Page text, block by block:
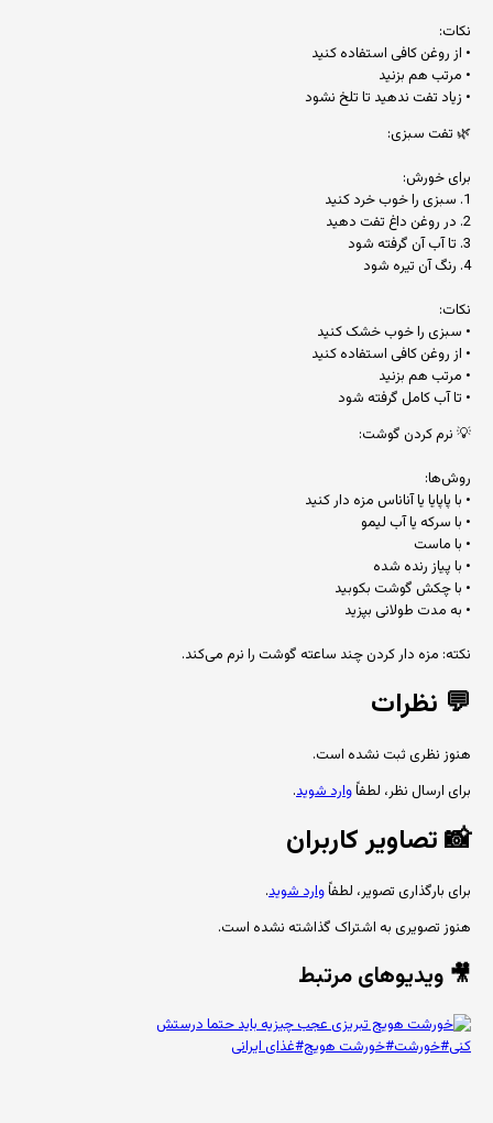
نکات:
• از روغن کافی استفاده کنید
• مرتب هم بزنید
• زیاد تفت ندهید تا تلخ نشود
🌿 تفت سبزی:
برای خورش:
1. سبزی را خوب خرد کنید
2. در روغن داغ تفت دهید
3. تا آب آن گرفته شود
4. رنگ آن تیره شود
نکات:
• سبزی را خوب خشک کنید
• از روغن کافی استفاده کنید
• مرتب هم بزنید
• تا آب کامل گرفته شود
💡 نرم کردن گوشت:
روش‌ها:
• با پاپایا یا آناناس مزه دار کنید
• با سرکه یا آب لیمو
• با ماست
• با پیاز رنده شده
• با چکش گوشت بکوبید
• به مدت طولانی بپزید
نکته: مزه دار کردن چند ساعته گوشت را نرم می‌کند.
💬 نظرات
هنوز نظری ثبت نشده است.
برای ارسال نظر، لطفاًوارد شوید.
📸تصاویر کاربران
برای بارگذاری تصویر، لطفاًوارد شوید.
هنوز تصویری به اشتراک گذاشته نشده است.
🎥 ویدیوهای مرتبط